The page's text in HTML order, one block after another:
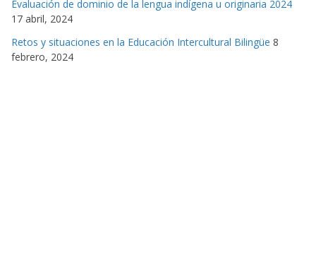
Evaluación de dominio de la lengua indígena u originaria 2024
17 abril, 2024
Retos y situaciones en la Educación Intercultural Bilingüe 8
febrero, 2024